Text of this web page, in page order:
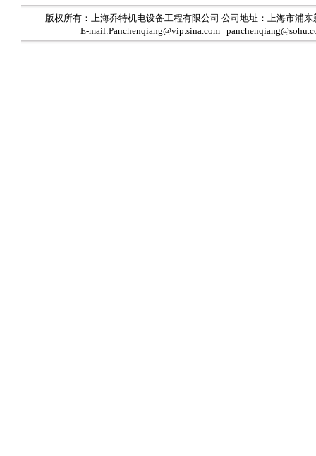
版权所有：上海乔特机电设备工程有限公司 公司地址：上海市浦
E-mail:Panchenqiang@vip.sina.com